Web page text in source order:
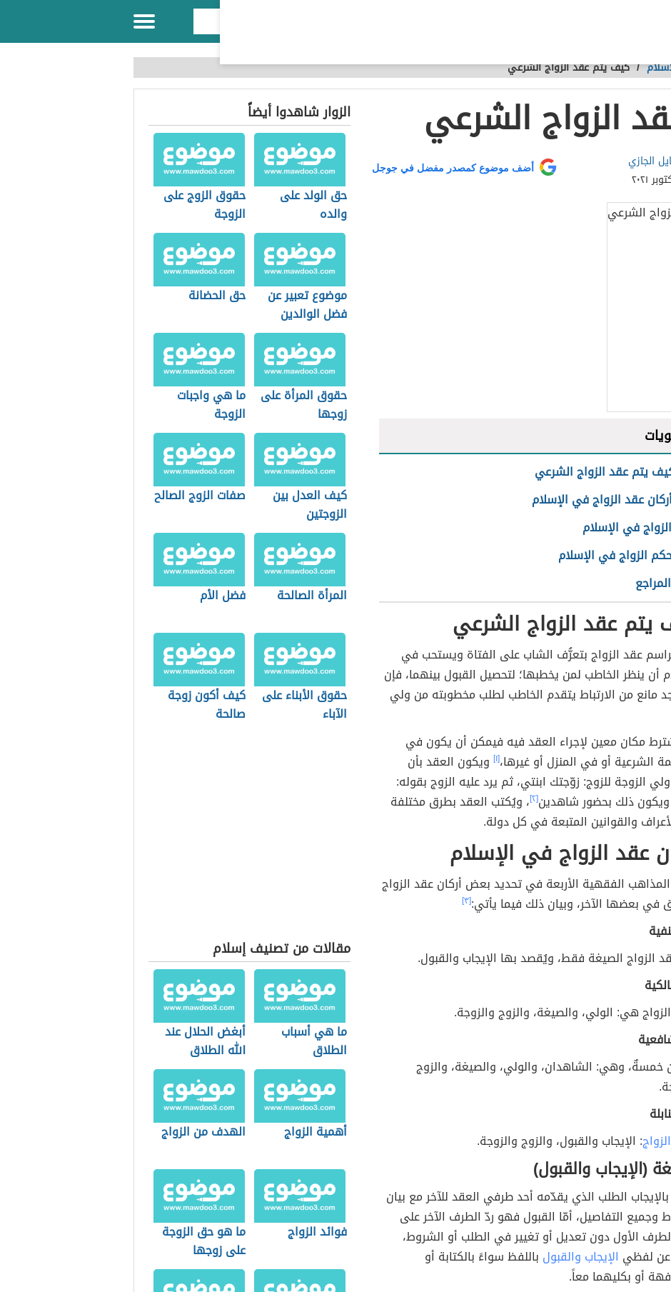
/كيف يتم عقد الزواج الشرعي
الزواج الشرعي
الجازي
أضف موضوع كمصدر مفضل في جوجل
يتم عقد الزواج الشرعي
عقد الزواج في الإسلام
الزواج في الإسلام
الزواج في الإسلام
المراجع
يتم عقد الزواج الشرعي
عقد الزواج بتعرُّف الشاب على الفتاة ويستحب في
أن ينظر الخاطب لمن يخطبها؛ لتحصيل القبول بينهما، فإن
مانع من الارتباط يتقدم الخاطب لطلب مخطوبته من ولي
مكان معين لإجراء العقد فيه فيمكن أن يكون في
الشرعية أو في المنزل أو غيرها،[١] ويكون العقد بأن
الزوجة للزوج: زوّجتك ابنتي، ثم يرد عليه الزوج بقوله:
ويكون ذلك بحضور شاهدين[٢] ، ويُكتب العقد بطرق مختلفة
والقوانين المتبعة في كل دولة.
عقد الزواج في الإسلام
الفقهية الأربعة في تحديد بعض أركان عقد الزواج
في بعضها الآخر، وبيان ذلك فيما يأتي:[٣]
الزواج الصيغة فقط، ويُقصد بها الإيجاب والقبول.
هي: الولي، والصيغة، والزوج والزوجة.
خمسةٌ، وهي: الشاهدان، والولي، والصيغة، والزوج
: الإيجاب والقبول، والزوج والزوجة.
(الإيجاب والقبول)
الطلب الذي يقدّمه أحد طرفي العقد للآخر مع بيان
وجميع التفاصيل، أمّا القبول فهو ردّ الطرف الآخر على
الأول دون تعديل أو تغيير في الطلب أو الشروط،
عن لفظي الإيجاب والقبول باللفظ سواءً بالكتابة أو
أو بكليهما معاً.
الزوار شاهدوا أيضاً
حق الولد على
والده
حقوق الزوج على
الزوجة
موضوع تعبير عن
فضل الوالدين
حق الحضانة
حقوق المرأة على
زوجها
ما هي واجبات
الزوجة
كيف العدل بين
الزوجتين
صفات الزوج الصالح
المرأة الصالحة فضل الأم
حقوق الأبناء على
الآباء
كيف أكون زوجة
صالحة
مقالات من تصنيف إسلام
ما هي أسباب
الطلاق
أبغض الحلال عند
الله الطلاق
أهمية الزواج الهدف من الزواج
فوائد الزواج
ما هو حق الزوجة
على زوجها